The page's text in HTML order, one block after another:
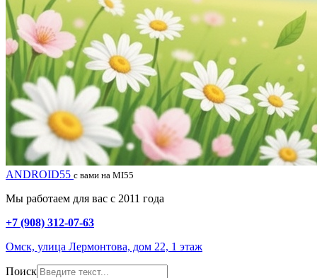
ANDROID55 с вами на MI55
Мы работаем для вас с 2011 года
+7 (908) 312-07-63
Омск, улица Лермонтова, дом 22, 1 этаж
Поиск